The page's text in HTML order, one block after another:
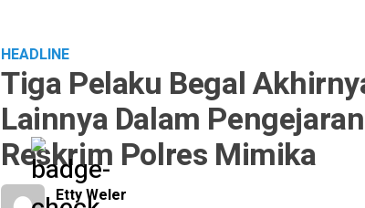
HEADLINE
Tiga Pelaku Begal
Lainnya Dalam
Reskrim Polres Mimika
Etty Weler